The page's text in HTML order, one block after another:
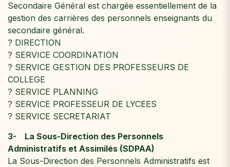
Secondaire Général est chargée essentiellement de la
gestion des carrières des personnels enseignants du
secondaire général.
? DIRECTION
? SERVICE COORDINATION
? SERVICE GESTION DES PROFESSEURS DE
COLLEGE
? SERVICE PLANNING
? SERVICE PROFESSEUR DE LYCEES
? SERVICE SECRETARIAT
3- La Sous-Direction des Personnels
Administratifs et Assimilés (SDPAA)
La Sous-Direction des Personnels Administratifs est